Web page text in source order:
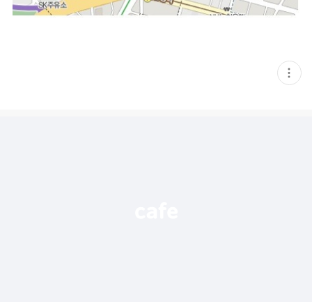
현
재